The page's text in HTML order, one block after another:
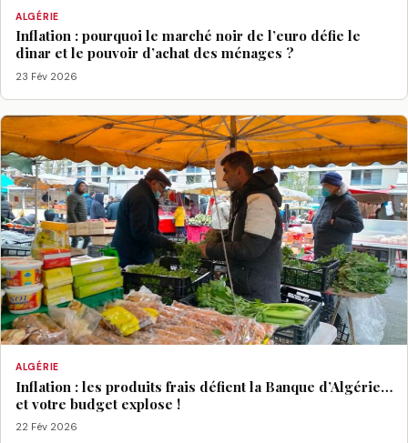
ALGÉRIE
Inflation : pourquoi le marché noir de l’euro défie le
dinar et le pouvoir d’achat des ménages ?
23 Fév 2026
ALGÉRIE
Inflation : les produits frais défient la Banque d’Algérie…
et votre budget explose !
22 Fév 2026